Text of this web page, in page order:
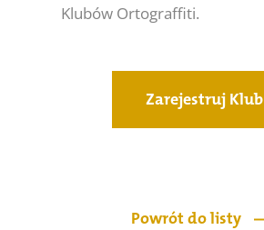
Klubów Ortograffiti.
Zarejestruj Klub
Powrót do listy